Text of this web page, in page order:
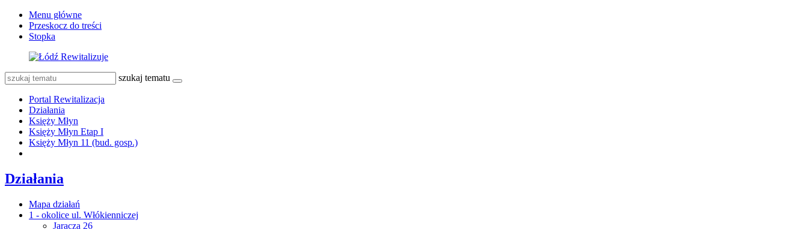
Menu główne
Przeskocz do treści
Stopka
szukaj tematu
Portal Rewitalizacja
Działania
Księży Młyn
Księży Młyn Etap I
Księży Młyn 11 (bud. gosp.)
Działania
Mapa działań
1 - okolice ul. Włókienniczej
Jaracza 26